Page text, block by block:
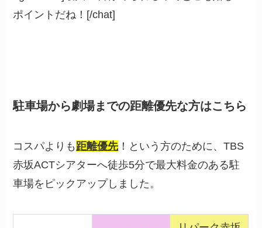
ポイントだね！[/chat]
駐車場から劇場までの距離優先な方はこちら
コスパよりも 距離優先！という方のために、TBS
赤坂ACTシアターへ徒歩5分で最大料金のある駐
車場をピックアップしました。